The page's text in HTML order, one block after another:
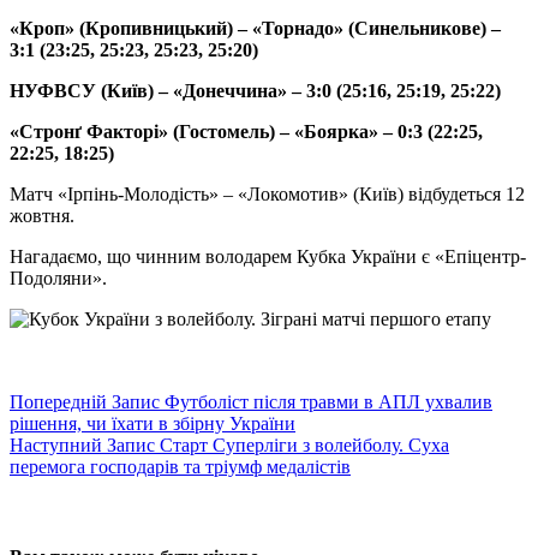
«Кроп» (Кропивницький) – «Торнадо» (Синельникове) –
3:1 (23:25, 25:23, 25:23, 25:20)
НУФВСУ (Київ) – «Донеччина» – 3:0 (25:16, 25:19, 25:22)
«Стронґ Факторі» (Гостомель) – «Боярка» – 0:3 (22:25,
22:25, 18:25)
Матч «Ірпінь-Молодість» – «Локомотив» (Київ) відбудеться 12
жовтня.
Нагадаємо, що чинним володарем Кубка України є «Епіцентр-
Подоляни».
Попередній Запис Футболіст після травми в АПЛ ухвалив
рішення, чи їхати в збірну України
Наступний Запис Старт Суперліги з волейболу. Суха
перемога господарів та тріумф медалістів